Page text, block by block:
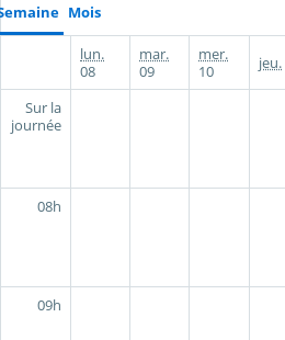
Mois
lun.
08
mar.
09
mer.
10
jeu.
Sur la
journée
08h
09h